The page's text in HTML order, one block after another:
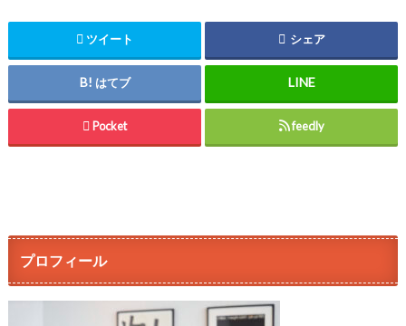
ツイート シェア
はてブ
Pocket feedly
プロフィール